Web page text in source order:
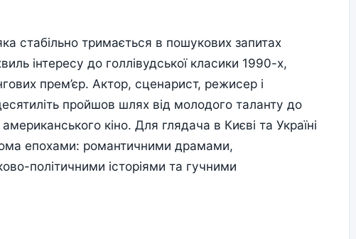
стабільно тримається в пошукових запитах
інтересу до голлівудської класики 1990-х,
прем’єр. Актор, сценарист, режисер і
пройшов шлях від молодого таланту до
кіно. Для глядача в Києві та Україні
епохами: романтичними драмами,
політичними історіями та гучними